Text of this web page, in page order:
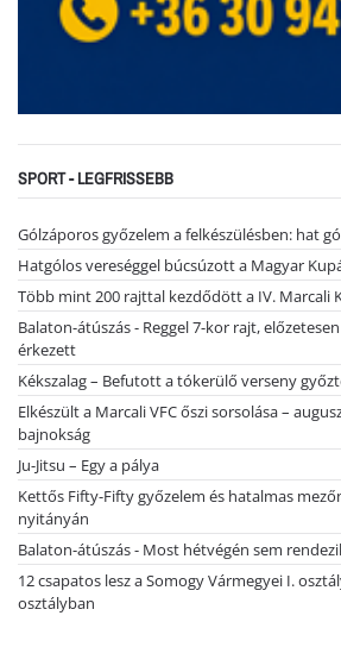
SPORT - LEGFRISSEBB
Gólzáporos győzelem a felkészülésben: hat
Hatgólos vereséggel búcsúzott a Magyar
Több mint 200 rajttal kezdődött a IV. Marcali
Balaton-átúszás - Reggel 7-kor rajt,
érkezett
Kékszalag – Befutott a tókerülő verseny
Elkészült a Marcali VFC őszi sorsolása –
bajnokság
Ju-Jitsu – Egy a pálya
Kettős Fifty-Fifty győzelem és hatalmas
nyitányán
Balaton-átúszás - Most hétvégén sem
12 csapatos lesz a Somogy Vármegyei I.
osztályban